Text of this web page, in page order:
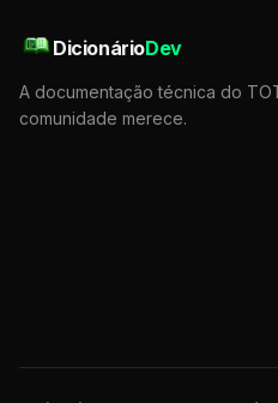
DicionárioDev
A documentação técnica do
comunidade merece.